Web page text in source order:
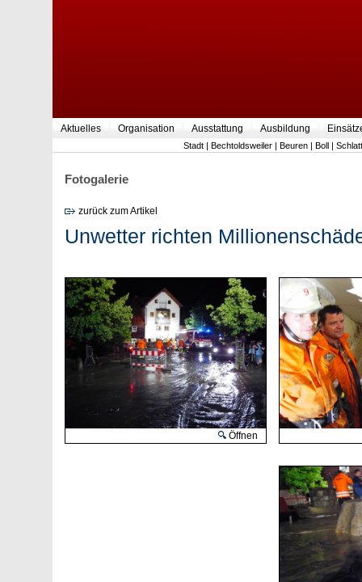
Aktuelles Organisation Ausstattung Ausbildung
Stadt | Bechtoldsweiler | Beuren | Boll | Schlatt
Fotogalerie
zurück zum Artikel
Unwetter richten
Öffnen